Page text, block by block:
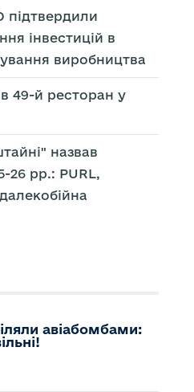
інвестицій в
виробництва
49-й ресторан у
назвав
26 рр.: PURL,
авіабомбами: